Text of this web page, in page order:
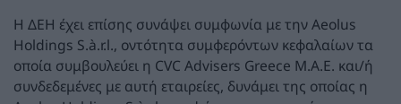
Η ΔΕΗ έχει επίσης συνάψει συμφωνία με την Aeolus
Holdings S.à.r.l., οντότητα συμφερόντων κεφαλαίων τα
οποία συμβουλεύει η CVC Advisers Greece Μ.Α.Ε. και/ή
συνδεδεμένες με αυτή εταιρείες, δυνάμει της οποίας η